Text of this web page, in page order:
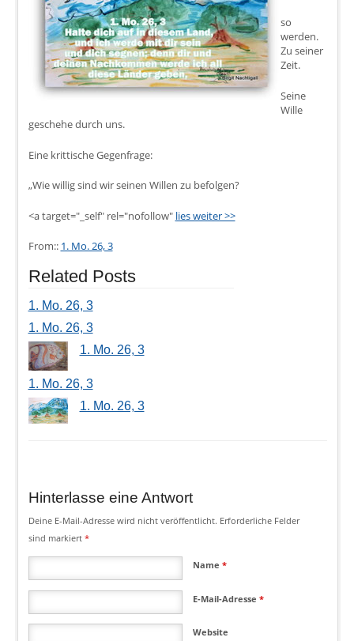
so
werden.
Zu seiner
Zeit.
Seine
Wille
geschehe durch uns.
Eine krittische Gegenfrage:
„Wie willig sind wir seinen Willen zu befolgen?
<a target="_self" rel="nofollow" lies weiter >>
From:: 1. Mo. 26, 3
Related Posts
1. Mo. 26, 3
1. Mo. 26, 3
1. Mo. 26, 3
1. Mo. 26, 3
1. Mo. 26, 3
Hinterlasse eine Antwort
Deine E-Mail-Adresse wird nicht veröffentlicht. Erforderliche Felder
sind markiert *
Name*
E-Mail-Adresse*
Website